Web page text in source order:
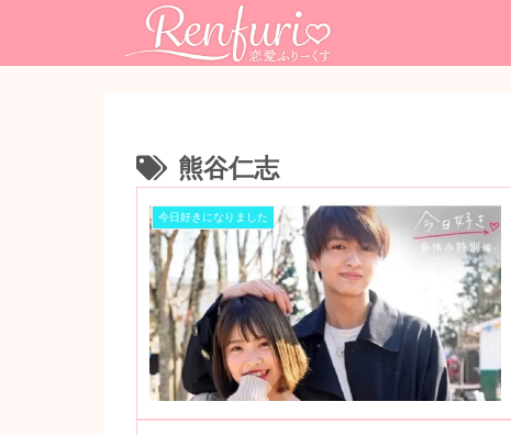
熊谷仁志
今日好きになりました